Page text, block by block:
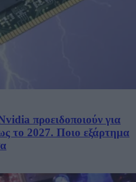
προειδοποιούν για
το 2027. Ποιο εξάρτημα